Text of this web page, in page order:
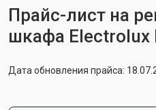
Прайс-лист на
шкафа Electrolux
Дата обновления прайса: